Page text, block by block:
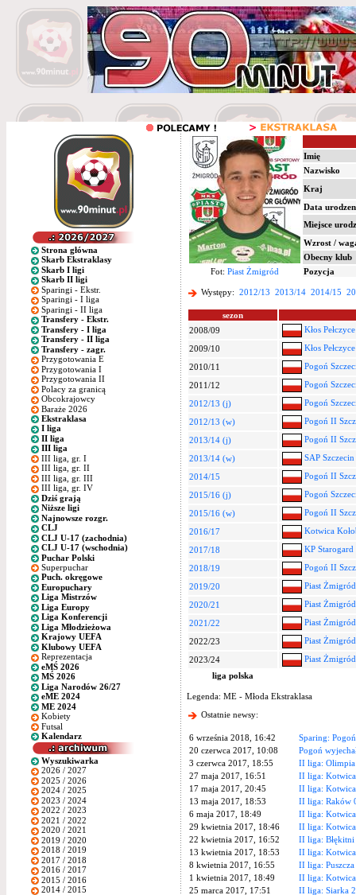
Strona główna
Skarb Ekstraklasy
Skarb I ligi
Skarb II ligi
Sparingi - Ekstr.
Sparingi - I liga
Sparingi - II liga
Transfery - Ekstr.
Transfery - I liga
Transfery - II liga
Transfery - zagr.
Przygotowania E
Przygotowania I
Przygotowania II
Polacy za granicą
Obcokrajowcy
Baraże 2026
Ekstraklasa
I liga
II liga
III liga
III liga, gr. I
III liga, gr. II
III liga, gr. III
III liga, gr. IV
Dziś grają
Niższe ligi
Najnowsze rozgr.
CLJ
CLJ U-17 (zachodnia)
CLJ U-17 (wschodnia)
Puchar Polski
Superpuchar
Puch. okręgowe
Europuchary
Liga Mistrzów
Liga Europy
Liga Konferencji
Liga Młodzieżowa
Krajowy UEFA
Klubowy UEFA
Reprezentacja
eMŚ 2026
MŚ 2026
Liga Narodów 26/27
eME 2024
ME 2024
Kobiety
Futsal
Kalendarz
Wyszukiwarka
2026 / 2027
2025 / 2026
2024 / 2025
2023 / 2024
2022 / 2023
2021 / 2022
2020 / 2021
2019 / 2020
2018 / 2019
2017 / 2018
2016 / 2017
2015 / 2016
2014 / 2015
Imię
Nazwisko
Kraj
Data
Miejsce
Wzrost /
Obecny klub
Fot: Piast Żmigród Pozycja
Występy: 2012/13 2013/14 2014/15
sezon
2008/09
Kłos
2009/10
Kłos
2010/11
Pogoń
2011/12
Pogoń
2012/13 (j)
Pogoń
2012/13 (w)
Pogoń II
2013/14 (j)
Pogoń II
2013/14 (w)
SAP
2014/15
Pogoń II
2015/16 (j)
Pogoń
2015/16 (w)
Pogoń II
2016/17
Kotwica
2017/18
KP Starogard
2018/19
Pogoń II
2019/20
Piast Żmigród
2020/21
Piast Żmigród
2021/22
Piast Żmigród
2022/23
Piast Żmigród
2023/24
Piast Żmigród
liga polska
Legenda: ME - Młoda Ekstraklasa
Ostatnie newsy:
6 września 2018, 16:42
Sparing:
20 czerwca 2017, 10:08
Pogoń
3 czerwca 2017, 18:55
II liga:
27 maja 2017, 16:51
II liga:
17 maja 2017, 20:45
II liga:
13 maja 2017, 18:53
II liga: Raków
6 maja 2017, 18:49
II liga:
29 kwietnia 2017, 18:46
II liga:
22 kwietnia 2017, 16:52
II liga:
13 kwietnia 2017, 18:53
II liga:
8 kwietnia 2017, 16:55
II liga:
1 kwietnia 2017, 18:49
II liga:
25 marca 2017, 17:51
II liga: Siarka